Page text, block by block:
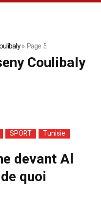
»Page 5
Coulibaly
SPORT Tunisie
devant Al
quoi